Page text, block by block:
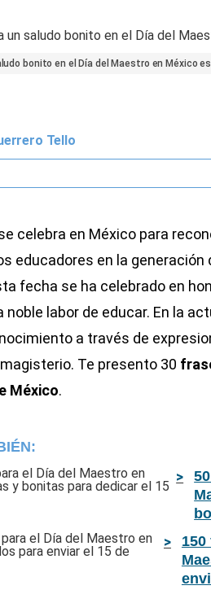
bonito en el Día del Maestro en México
Tello
celebra en México para
educadores en la generación
fecha se ha celebrado en
noble labor de educar. En la
a través de
Te presento 30
México.
150